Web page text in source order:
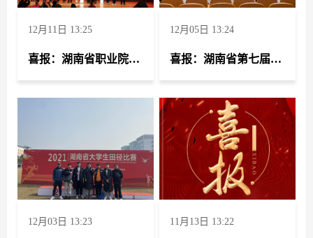
12月11日 13:25
喜报：湖南省职业院校教师思想政治教育教学能力比赛
12月05日 13:24
喜报：湖南省第七届大学生研究性学习成果竞赛
12月03日 13:23 11月13日 13:22